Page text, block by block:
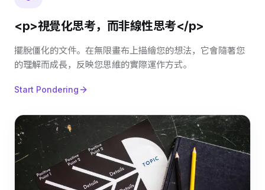
<p>視覺化思考，而非線性思考</p>
擺脫僵化的文件。在無限畫布上描繪您的想法，它會隨著您
的理解而成長，反映您思維的實際運作方式。
Start Pondering